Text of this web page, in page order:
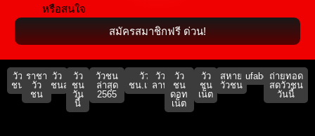
หรือสนใจ
สมัครสมาชิกฟรี ด่วน!
วัว
ชน
ราชา
วัว
ชน
วัว
ชนสด
วัว
ชน
วัน
นี้
วัวชน
ล่าสุด
2565
วัว
ชน.เน็ต
วัว
ลาน
วัว
ชน
ดอท
เน็ต
วัว
ชน
เน็ต
สหาย
วัวชน
ufabet911ถ่ายทอด
สดวัวชน
วันนี้